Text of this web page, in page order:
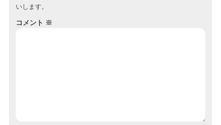
いします。
コメント ※